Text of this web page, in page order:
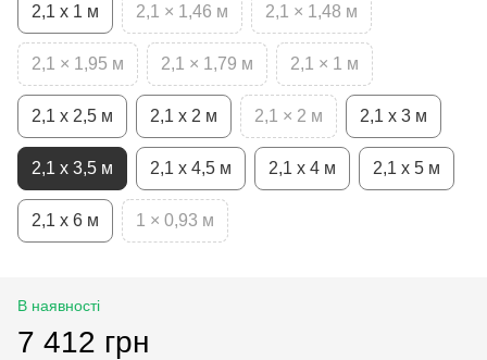
2,1 х 1 м 2,1 × 1,46 м 2,1 × 1,48 м
2,1 × 1,95 м 2,1 × 1,79 м 2,1 × 1 м
2,1 х 2,5 м 2,1 х 2 м 2,1 × 2 м 2,1 х 3 м
2,1 х 3,5 м 2,1 х 4,5 м 2,1 х 4 м 2,1 х 5 м
2,1 х 6 м 1 × 0,93 м
В наявності
7 412 грн